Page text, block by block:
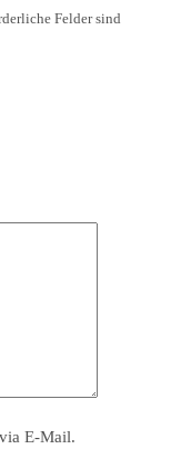
Felder sind
E-Mail.